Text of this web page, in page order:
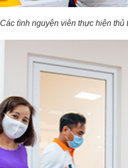
Các tình nguyện viên thực hiện thủ